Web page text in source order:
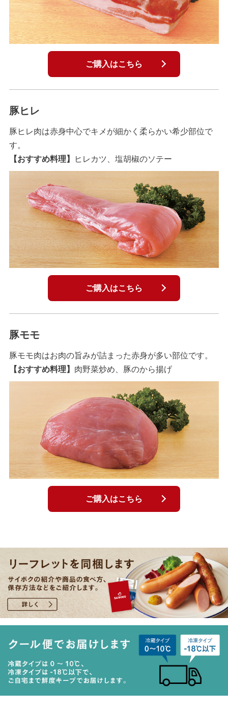
ご購入はこちら
豚ヒレ
豚ヒレ肉は赤身中心でキメが細かく柔らかい希少部位で
す。
【おすすめ料理】
ヒレカツ、塩胡椒のソテー
ご購入はこちら
豚モモ
豚モモ肉はお肉の旨みが詰まった赤身が多い部位です。
【おすすめ料理】 肉野菜炒め、豚のから揚げ
ご購入はこちら